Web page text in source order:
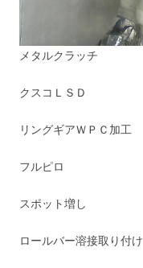
メタルクラッチ
クスコＬＳＤ
リングギアＷＰＣ加工
フルピロ
スポット増し
ロールバー溶接取り付け